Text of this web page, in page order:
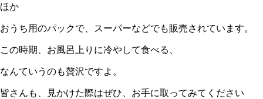
ほか
おうち用のパックで、スーパーなどでも販売されています。
この時期、お風呂上りに冷やして食べる、
なんていうのも贅沢ですよ。
皆さんも、見かけた際はぜひ、お手に取ってみてください